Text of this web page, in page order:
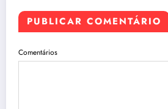
PUBLICAR COMENTÁRIO
Comentários